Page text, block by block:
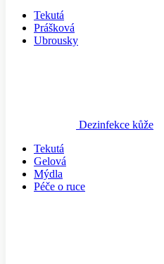
Tekutá
Prášková
Ubrousky
Dezinfekce kůže
Tekutá
Gelová
Mýdla
Péče o ruce